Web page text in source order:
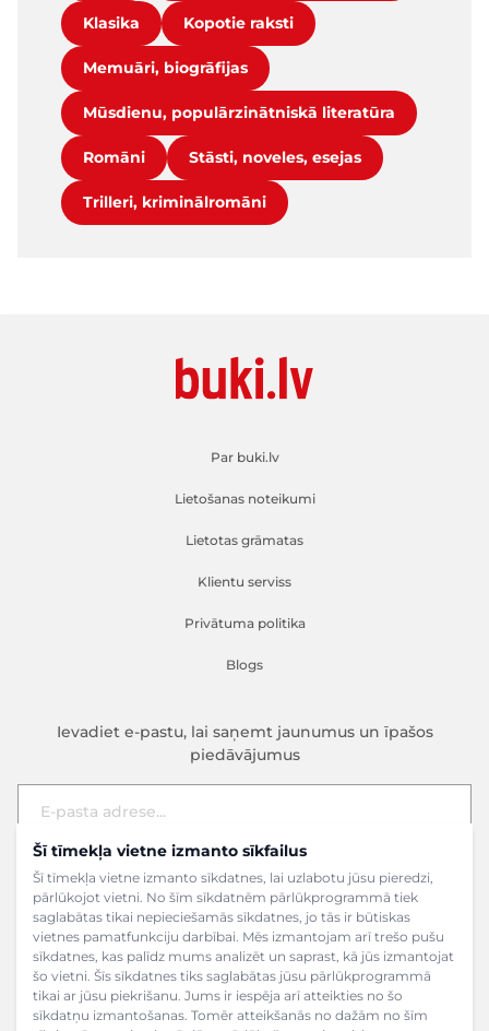
Šī tīmekļa vietne izmanto sīkfailus
Šī tīmekļa vietne izmanto sīkdatnes, lai uzlabotu jūsu pieredzi,
pārlūkojot vietni. No šīm sīkdatnēm pārlūkprogrammā tiek
saglabātas tikai nepieciešamās sīkdatnes, jo tās ir būtiskas
vietnes pamatfunkciju darbībai. Mēs izmantojam arī trešo pušu
sīkdatnes, kas palīdz mums analizēt un saprast, kā jūs izmantojat
šo vietni. Šīs sīkdatnes tiks saglabātas jūsu pārlūkprogrammā
tikai ar jūsu piekrišanu. Jums ir iespēja arī atteikties no šo
sīkdatņu izmantošanas. Tomēr atteikšanās no dažām no šīm
Klasika Kopotie raksti
Memuāri, biogrāfijas
Mūsdienu, populārzinātniskā literatūra
Romāni Stāsti, noveles, esejas
Trilleri, kriminālromāni
Par buki.lv
Lietošanas noteikumi
Lietotas grāmatas
Klientu serviss
Privātuma politika
Blogs
Ievadiet e-pastu, lai saņemt jaunumus un īpašos
piedāvājumus
E-pasta adrese
Pieteikties